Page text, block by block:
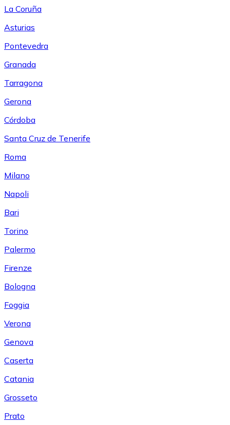
La Coruña
Asturias
Pontevedra
Granada
Tarragona
Gerona
Córdoba
Santa Cruz de Tenerife
Roma
Milano
Napoli
Bari
Torino
Palermo
Firenze
Bologna
Foggia
Verona
Genova
Caserta
Catania
Grosseto
Prato